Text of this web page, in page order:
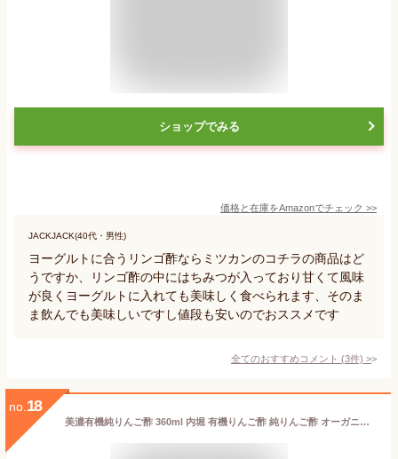
ショップでみる
価格と在庫をAmazonでチェック >>
JACKJACK(40代・男性)
ヨーグルトに合うリンゴ酢ならミツカンのコチラの商品はど
うですか、リンゴ酢の中にはちみつが入っており甘くて風味
が良くヨーグルトに入れても美味しく食べられます、そのま
ま飲んでも美味しいですし値段も安いのでおススメです
全てのおすすめコメント (3件) >
no. 18
美濃有機純りんご酢 360ml 内堀 有機りんご酢 純りんご酢 オーガニックアップルビネガー アップルビネガー アップルサイダービネガー 有機JAS オーガニックりんご酢 母の日 ギフト プレゼント【D】